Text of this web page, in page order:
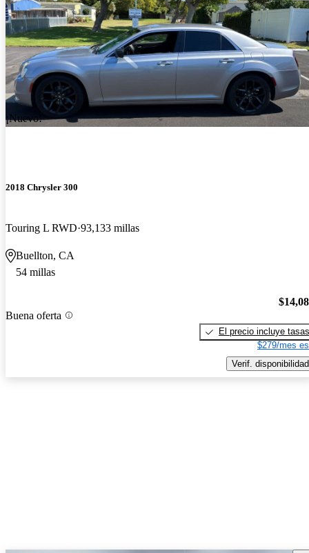
¡Nuevo!
2018 Chrysler 300
Touring L RWD 93,133 millas
Buellton, CA
54 millas
Buena oferta
El precio incluye tasas
$279/mes
Verif. disponibilidad